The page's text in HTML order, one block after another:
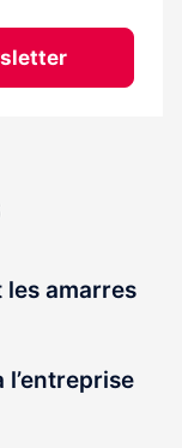
amarres
l’entreprise